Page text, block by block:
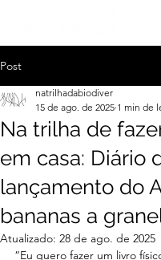
Post
Na trilha de
em casa: Diário
lançamento do
bananas a
natrilhadabiodiver
15 de ago. de 2025 1 min de
Atualizado: 28 de ago. de 2025
“Eu quero fazer um livro